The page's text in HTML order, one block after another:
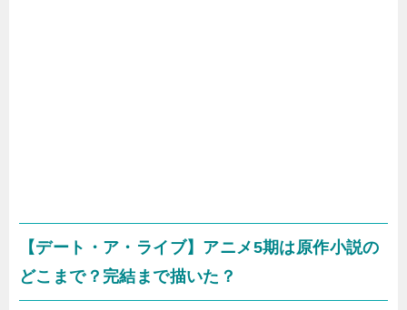
【デート・ア・ライブ】アニメ5期は原作小説の
どこまで？完結まで描いた？